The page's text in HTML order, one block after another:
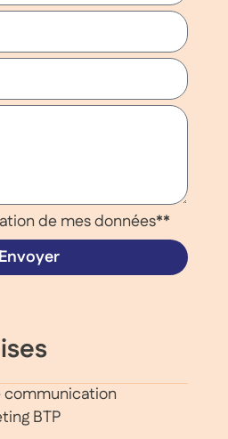
de mes données**
Envoyer
communication
BTP